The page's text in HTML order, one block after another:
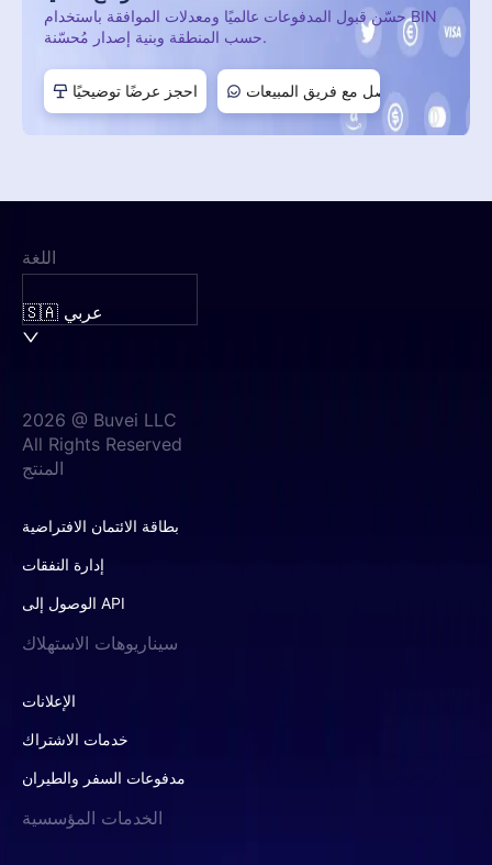
حسّن قبول المدفوعات عالميًا ومعدلات الموافقة باستخدام BIN
حسب المنطقة وبنية إصدار مُحسّنة.
احجز عرضًا توضيحيًا تواصل مع فريق المبيعات
اللغة
🇸🇦 عربي
2026 @ Buvei LLC
All Rights Reserved
المنتج
بطاقة الائتمان الافتراضية
إدارة النفقات
الوصول إلى API
سيناريوهات الاستهلاك
الإعلانات
خدمات الاشتراك
مدفوعات السفر والطيران
الخدمات المؤسسية